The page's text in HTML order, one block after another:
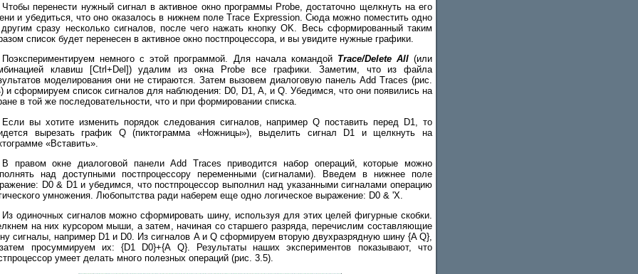
Чтобы перенести нужный сигнал в активное окно программы Probe, достаточно щелкнуть на его
и убедиться, что оно оказалось в нижнем поле Trace Expression. Сюда можно поместить одно
сразу несколько сигналов, после чего нажать кнопку OK. Весь сформированный таким
список будет перенесен в активное окно постпроцессора, и вы увидите нужные графики.
Поэкспериментируем немного с этой программой. Для начала командой Trace/Delete All(или
клавиш [Ctrl+Del]) удалим из окна Probe все графики. Заметим, что из файла
моделирования они не стираются. Затем вызовем диалоговую панель Add Traces (рис.
и сформируем список сигналов для наблюдения: D0, D1, A, и Q. Убедимся, что они появились на
в той же последовательности, что и при формировании списка.
Если вы хотите изменить порядок следования сигналов, например Q поставить перед D1, то
вырезать график Q (пиктограмма «Ножницы»), выделить сигнал D1 и щелкнуть на
«Вставить».
В правом окне диалоговой панели Add Traces приводится набор операций, которые можно
над доступными постпроцессору переменными (сигналами). Введем в нижнее поле
D0 & D1 и убедимся, что постпроцессор выполнил над указанными сигналами операцию
умножения. Любопытства ради наберем еще одно логическое выражение: D0 & 'X.
Из одиночных сигналов можно сформировать шину, используя для этих целей фигурные скобки.
на них курсором мыши, а затем, начиная со старшего разряда, перечислим составляющие
сигналы, например D1 и D0. Из сигналов A и Q сформируем вторую двухразрядную шину {A Q},
просуммируем их: {D1 D0}+{A Q}. Результаты наших экспериментов показывают, что
умеет делать много полезных операций (рис. 3.5).